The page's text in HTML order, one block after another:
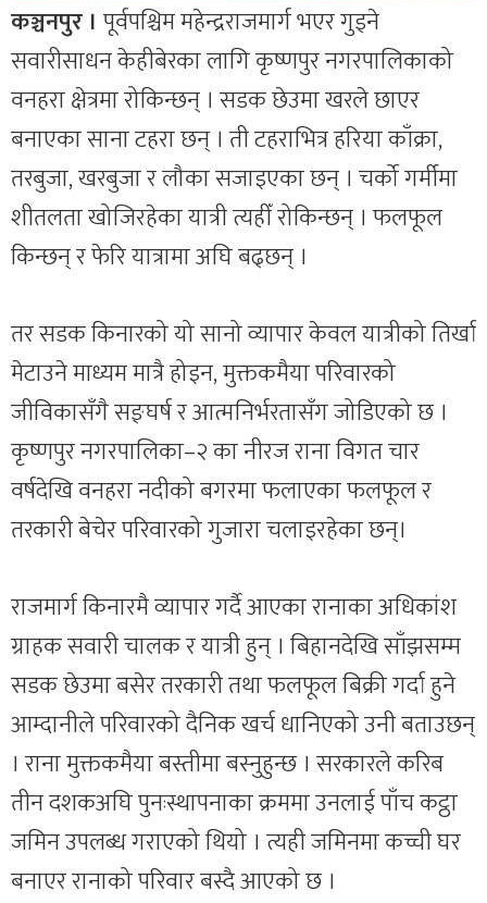
कञ्चनपुर । पूर्वपश्चिम महेन्द्रराजमार्ग भएर गुड्ने
सवारीसाधन केहीबेरका लागि कृष्णपुर नगरपालिकाको
वनहरा क्षेत्रमा रोकिन्छन् । सडक छेउमा खरले छाएर
बनाएका साना टहरा छन् । ती टहराभित्र हरिया काँक्रा,
तरबुजा, खरबुजा र लौका सजाइएका छन् । चर्को गर्मीमा
शीतलता खोजिरहेका यात्री त्यहीँ रोकिन्छन् । फलफूल
किन्छन् र फेरि यात्रामा अघि बढ्छन् ।
तर सडक किनारको यो सानो व्यापार केवल यात्रीको तिर्खा
मेटाउने माध्यम मात्रै होइन, मुक्तकमैया परिवारको
जीविकासँगै सङ्घर्ष र आत्मनिर्भरतासँग जोडिएको छ ।
कृष्णपुर नगरपालिका–२ का नीरज राना विगत चार
वर्षदेखि वनहरा नदीको बगरमा फलाएका फलफूल र
तरकारी बेचेर परिवारको गुजारा चलाइरहेका छन्।
राजमार्ग किनारमै व्यापार गर्दै आएका रानाका अधिकांश
ग्राहक सवारी चालक र यात्री हुन् । बिहानदेखि साँझसम्म
सडक छेउमा बसेर तरकारी तथा फलफूल बिक्री गर्दा हुने
आम्दानीले परिवारको दैनिक खर्च धानिएको उनी बताउछन्
। राना मुक्तकमैया बस्तीमा बस्नुहुन्छ । सरकारले करिब
तीन दशकअघि पुनःस्थापनाका क्रममा उनलाई पाँच कट्ठा
जमिन उपलब्ध गराएको थियो । त्यही जमिनमा कच्ची घर
बनाएर रानाको परिवार बस्दै आएको छ ।